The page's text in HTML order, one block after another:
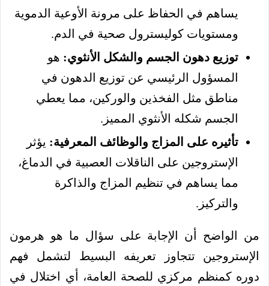
يساهم في الحفاظ على مرونة الأوعية الدموية
ومستويات كوليسترول صحية في الدم.
توزيع دهون الجسم والشكل الأنثوي: هو
المسؤول الرئيسي عن توزيع الدهون في
مناطق مثل الفخذين والوركين، مما يعطي
الجسم شكله الأنثوي المميز.
تأثيره على المزاج والوظائف المعرفية: يؤثر
الإستروجين على الناقلات العصبية في الدماغ،
مما يساهم في تنظيم المزاج والذاكرة
والتركيز.
من الواضح أن الإجابة على سؤال ما هو هرمون
الإستروجين تتجاوز تعريفه البسيط لتشمل فهم
دوره كمنظم مركزي للصحة العامة، أي اختلال في